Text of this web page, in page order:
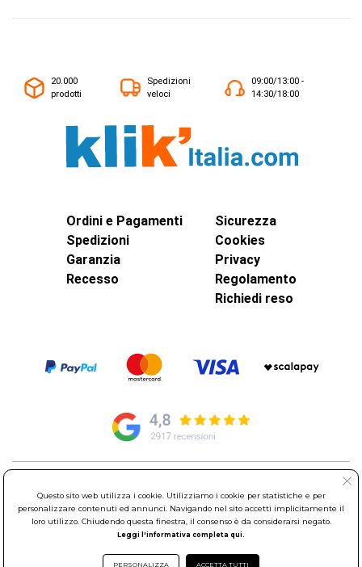
20.000
prodotti
Spedizioni
veloci
09:00/13:00 -
14:30/18:00
Ordini e Pagamenti
Spedizioni
Garanzia
Recesso
Sicurezza
Cookies
Privacy
Regolamento
Richiedi reso
00015 Monterotondo Scalo (RM)
Partita Iva: 01586761007 - Codice Fiscale: 06634500588 Capitale
Sociale 1.600.000,00 Euro i.v. Iscritto al Registro delle Imprese di
Sede Operativa: Via Leonardo da Vinci, 40 - 00015 Monterotondo
Questo sito web utilizza i cookie. Utilizziamo i cookie per statistiche e per
personalizzare contenuti ed annunci. Navigando nel sito accetti implicitamente il
loro utilizzo. Chiudendo questa finestra, il consenso è da considerarsi negato.
Leggi l'informativa completa qui.
PERSONALIZZA ACCETTA TUTTI